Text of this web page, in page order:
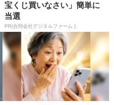
宝くじ買いなさい」簡単に
当選
PR(合同会社デジタルファーム )